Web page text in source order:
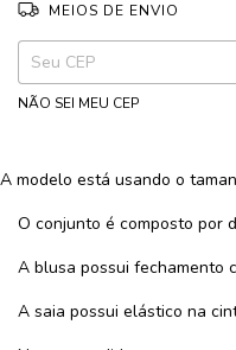
MEIOS DE ENVIO
Entregas para o CEP:
NÃO SEI MEU CEP
A modelo está usando o
O conjunto é composto por
A blusa possui fechamento
A saia possui elástico na